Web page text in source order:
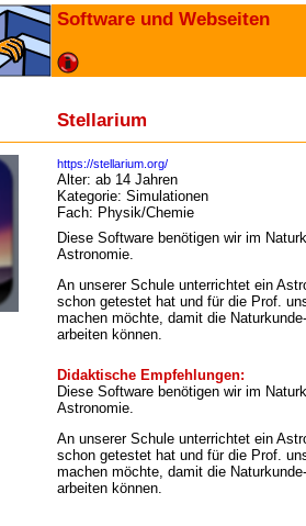
Software und Webseiten
Stellarium
https://stellarium.org/
Alter: ab 14 Jahren
Kategorie: Simulationen
Fach: Physik/Chemie
Diese Software benötigen wir im
Astronomie.
An unserer Schule unterrichtet ein
schon getestet hat und für die Prof.
machen möchte, damit die
arbeiten können.
Didaktische Empfehlungen:
Diese Software benötigen wir im
Astronomie.
An unserer Schule unterrichtet ein
schon getestet hat und für die Prof.
machen möchte, damit die
arbeiten können.